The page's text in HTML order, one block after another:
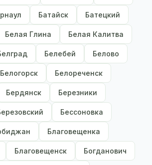
Батайск Батецкий
Белая Глина Белая Калитва
Белебей Белово
Белогорск Белореченск
Бердянск Березники
Бессоновка
Благовещенка
Благовещенск Богданович